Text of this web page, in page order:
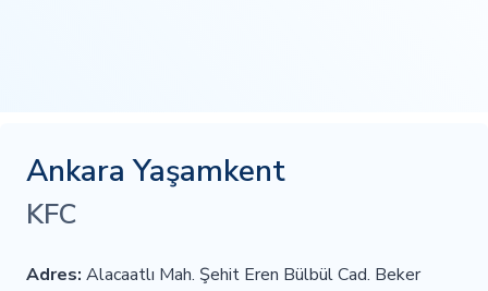
Ankara Yaşamkent
KFC
Adres: Alacaatlı Mah. Şehit Eren Bülbül Cad. Beker